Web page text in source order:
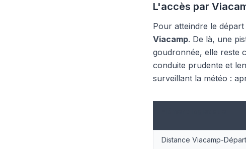
L'accès par
Pour atteindre le
Viacamp. De là, une
goudronnée, elle reste
conduite prudente et
surveillant la météo :
Distance Viacamp-Départ